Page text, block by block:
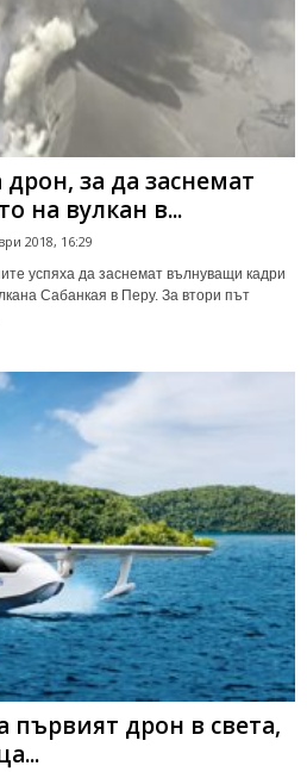
за да заснемат
на вулкан в...
2018, 16:29
успяха да заснемат вълнуващи кадри
Сабанкая в Перу. За втори път
първият дрон в света,